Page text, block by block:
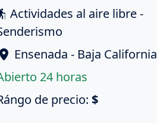
Actividades al aire libre -
Ensenada - Baja California
24 horas
de precio: $